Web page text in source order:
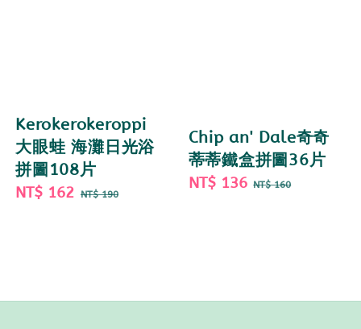
Kerokerokeroppi
大眼蛙 海灘日光浴
拼圖108片
Sale
NT$ 162 Regular
NT$ 190
Chip an' Dale奇奇
蒂蒂鐵盒拼圖36片
Sale
NT$ 136 Regular
NT$ 160